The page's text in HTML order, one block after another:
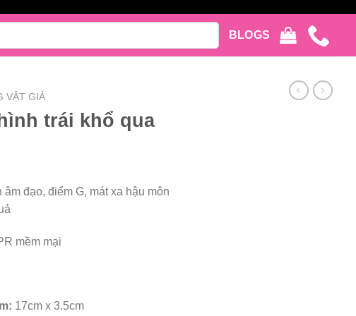
BLOGS
VẬT GIẢ
trái khổ qua
âm đạo, điểm G, mát xa hậu môn
mềm mại
17cm x 3.5cm